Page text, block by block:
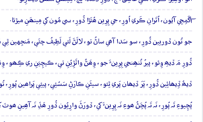
آگَمِجِي آيُون، اُتَرانِ ڪَري اُورِ، جي پِرِين ھُئَڙا ڏُورِ، سي مُون کي مِينھَنِ ميڙئا.
جو تُون ڏوريين ڏُورِ، سو سَدا آھي ساڻُ تو، لالَڻَ لَئي لَطِيفُ چئَي، مَنجِهين ٿِي
ڏُورِ مَ ڏيھِ وِئو، پيرُ تُنھِنجي پِرِينءَ جو، وِھَڻُ واٽَڙِيُنِ تي، ڪيچِيَنِ ري ڪِھو،
ڏيھُ ڏِيھائِين ڏُورِ، پَرَ ڏيھان پَري ٿِئو، سيڻَنِ ڪارَڻِ سَسُئِي، پيئِي پَراھين
پُڇِيوءِ تَہ پُورِ، نَہ تَہ پُڇَڻُ ھوءِ نَہ پِرِينءَ کي، ڏورَڻَ وارِيُون ڏُورِ ھَڏِ نَہ آھِينِ ھوتَ